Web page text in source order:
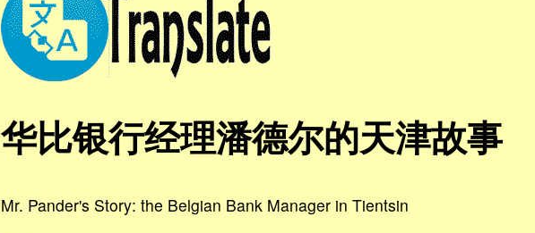
华比银行经理潘德尔的天津故事
Mr. Pander's Story: the Belgian Bank Manager in Tientsin